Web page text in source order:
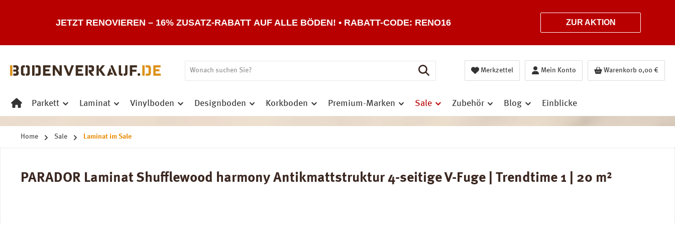
JETZT RENOVIEREN – 16% ZUSATZ-RABATT AUF ALLE BÖDEN! • RABATT-CODE: RENO16 ZUR AKTION
Merkzettel Mein Konto Warenkorb 0,00 €
Parkett Laminat Vinylboden Designboden Korkboden Premium-Marken Sale Zubehör Blog Einblicke
Home Sale Laminat im Sale
PARADOR Laminat Shufflewood harmony Antikmattstruktur 4-seitige V-Fuge | Trendtime 1 | 20 m²